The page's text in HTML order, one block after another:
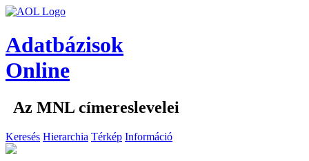
Adatbázisok
Online
Az MNL címereslevelei
Keresés Hierarchia Térkép Információ